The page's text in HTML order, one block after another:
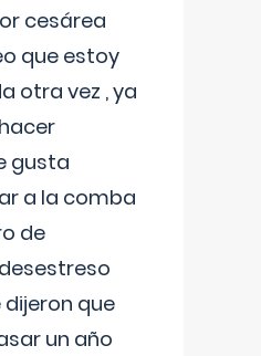
cesárea
que estoy
otra vez , ya
gusta
a la comba
de
que
un año